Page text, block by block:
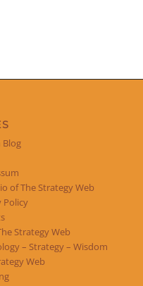
Blog
of The Strategy Web
Policy
Strategy Web
– Strategy – Wisdom
Web